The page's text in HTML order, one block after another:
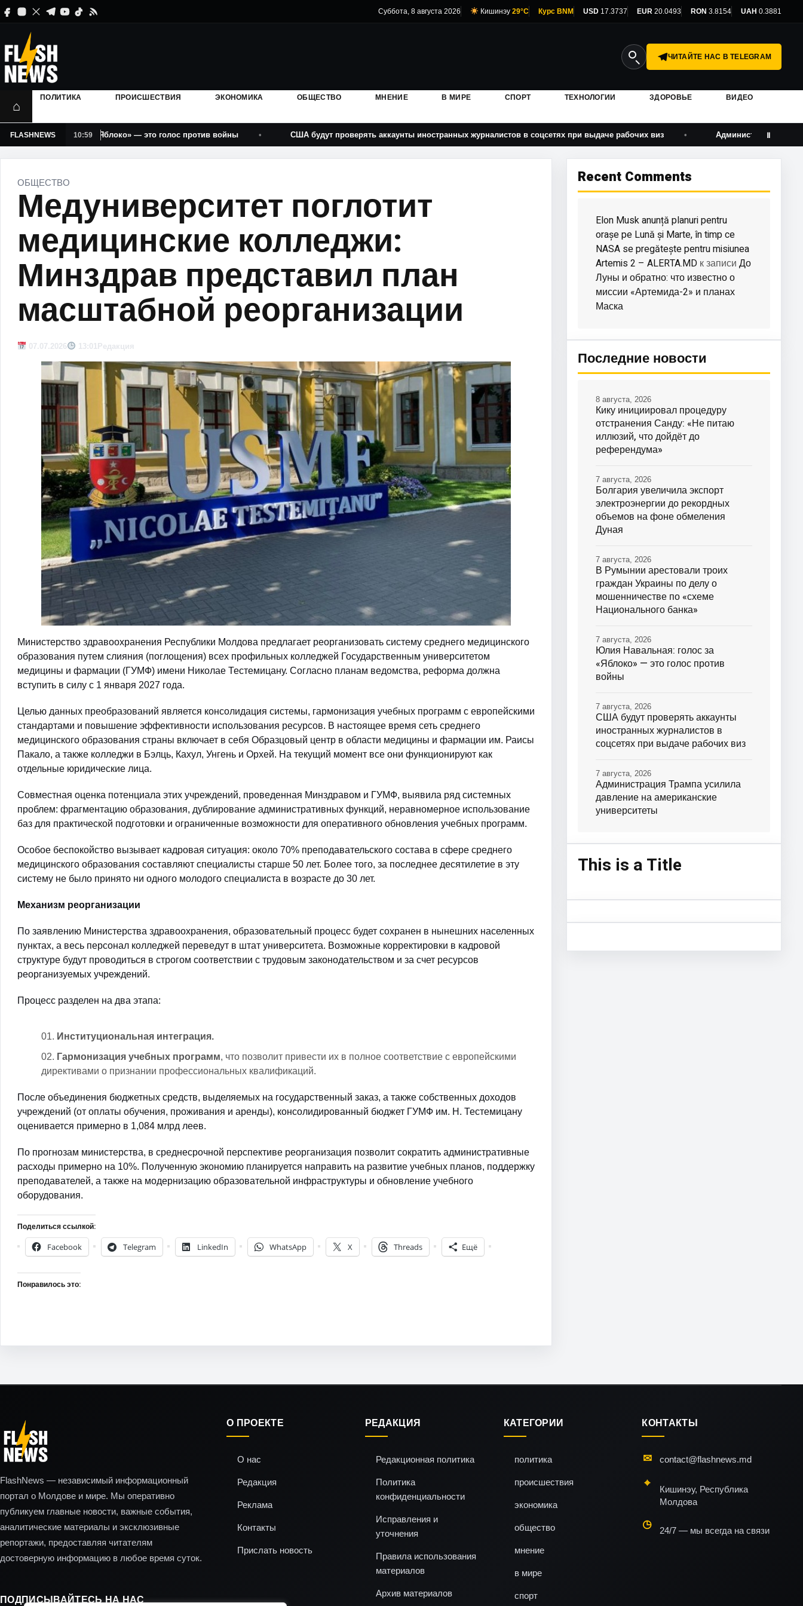
Суббота, 8 августа 2026 Кишинэу 29°C Курс BNM USD 17.3737 EUR 20.0493 RON 3.8154 UAH 0.3881
ЧИТАЙТЕ НАС В TELEGRAM
⌂
ПОЛИТИКА ПРОИСШЕСТВИЯ ЭКОНОМИКА ОБЩЕСТВО МНЕНИЕ В МИРЕ СПОРТ ТЕХНОЛОГИИ ЗДОРОВЬЕ ВИДЕО
FLASHNEWS 10:59
голос за «Яблоко» — это голос против войны США будут проверять аккаунты иностранных журналистов в соцсетях при выдаче рабочих виз Администрация Трампа усилила
Ⅱ
ОБЩЕСТВО
Медуниверситет поглотит
медицинские колледжи:
Минздрав представил план
масштабной реорганизации
07.07.2026 13:01 Редакция
Министерство здравоохранения Республики Молдова предлагает реорганизовать систему среднего медицинского
образования путем слияния (поглощения) всех профильных колледжей Государственным университетом
медицины и фармации (ГУМФ) имени Николае Тестемицану. Согласно планам ведомства, реформа должна
вступить в силу с 1 января 2027 года.
Целью данных преобразований является консолидация системы, гармонизация учебных программ с европейскими
стандартами и повышение эффективности использования ресурсов. В настоящее время сеть среднего
медицинского образования страны включает в себя Образцовый центр в области медицины и фармации им. Раисы
Пакало, а также колледжи в Бэлць, Кахул, Унгень и Орхей. На текущий момент все они функционируют как
отдельные юридические лица.
Совместная оценка потенциала этих учреждений, проведенная Минздравом и ГУМФ, выявила ряд системных
проблем: фрагментацию образования, дублирование административных функций, неравномерное использование
баз для практической подготовки и ограниченные возможности для оперативного обновления учебных программ.
Особое беспокойство вызывает кадровая ситуация: около 70% преподавательского состава в сфере среднего
медицинского образования составляют специалисты старше 50 лет. Более того, за последнее десятилетие в эту
систему не было принято ни одного молодого специалиста в возрасте до 30 лет.
Механизм реорганизации
По заявлению Министерства здравоохранения, образовательный процесс будет сохранен в нынешних населенных
пунктах, а весь персонал колледжей переведут в штат университета. Возможные корректировки в кадровой
структуре будут проводиться в строгом соответствии с трудовым законодательством и за счет ресурсов
реорганизуемых учреждений.
Процесс разделен на два этапа:
Институциональная интеграция.
Гармонизация учебных программ, что позволит привести их в полное соответствие с европейскими
директивами о признании профессиональных квалификаций.
После объединения бюджетных средств, выделяемых на государственный заказ, а также собственных доходов
учреждений (от оплаты обучения, проживания и аренды), консолидированный бюджет ГУМФ им. Н. Тестемицану
оценивается примерно в 1,084 млрд леев.
По прогнозам министерства, в среднесрочной перспективе реорганизация позволит сократить административные
расходы примерно на 10%. Полученную экономию планируется направить на развитие учебных планов, поддержку
преподавателей, а также на модернизацию образовательной инфраструктуры и обновление учебного
оборудования.
Поделиться ссылкой:
Facebook
Telegram LinkedIn WhatsApp X Threads Ещё
Понравилось это:
Recent Comments
Elon Musk anunță planuri pentru
orașe pe Lună și Marte, în timp ce
NASA se pregătește pentru misiunea
Artemis 2 – ALERTA.MD к записи До
Луны и обратно: что известно о
миссии «Артемида-2» и планах
Маска
Последние новости
Кику инициировал процедуру
отстранения Санду: «Не питаю
иллюзий, что дойдёт до
референдума»
8 августа, 2026
Болгария увеличила экспорт
электроэнергии до рекордных
объемов на фоне обмеления
Дуная
7 августа, 2026
В Румынии арестовали троих
граждан Украины по делу о
мошенничестве по «схеме
Национального банка»
7 августа, 2026
Юлия Навальная: голос за
«Яблоко» — это голос против
войны
7 августа, 2026
США будут проверять аккаунты
иностранных журналистов в
соцсетях при выдаче рабочих виз
7 августа, 2026
Администрация Трампа усилила
давление на американские
университеты
7 августа, 2026
This is a Title
FlashNews — независимый информационный
портал о Молдове и мире. Мы оперативно
публикуем главные новости, важные события,
аналитические материалы и эксклюзивные
репортажи, предоставляя читателям
достоверную информацию в любое время суток.
ПОДПИСЫВАЙТЕСЬ НА НАС
О ПРОЕКТЕ
О нас
Редакция
Реклама
Контакты
Прислать новость
РЕДАКЦИЯ
Редакционная политика
Политика
конфиденциальности
Исправления и
уточнения
Правила использования
материалов
Архив материалов
КАТЕГОРИИ
политика
происшествия
экономика
общество
мнение
в мире
спорт
КОНТАКТЫ
contact@flashnews.md
Кишинэу, Республика
Молдова
24/7 — мы всегда на связи